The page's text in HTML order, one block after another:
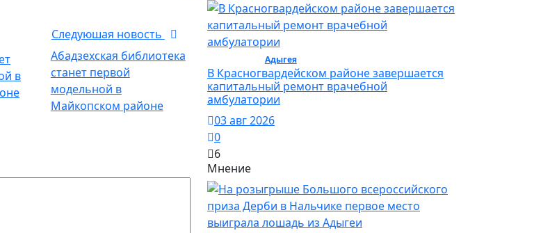
Следуюшая новость
Абадзехская библиотека
станет первой
модельной в
Майкопском районе
Адыгея/ Общество
В Красногвардейском районе завершается
капитальный ремонт врачебной
амбулатории
03 авг 2026
0
6
Мнение